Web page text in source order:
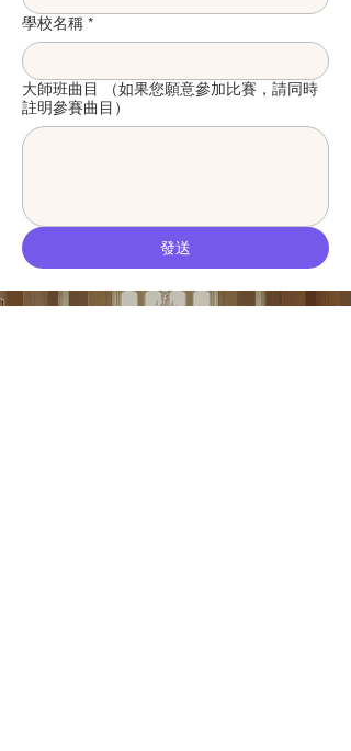
學校名稱 *
大師班曲目 （如果您願意參加比賽，請同時
註明參賽曲目）
發送